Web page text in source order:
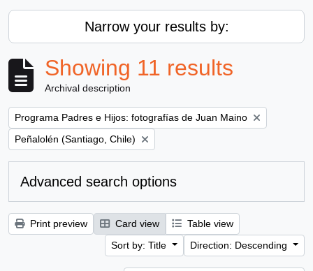
Narrow your results by:
Showing 11 results
Archival description
Remove filter:
Programa Padres e Hijos: fotografías de Juan Maino
Remove filter:
Peñalolén (Santiago, Chile)
Advanced search options
Print preview Card view
Table view
Sort by: Title
Direction: Descending